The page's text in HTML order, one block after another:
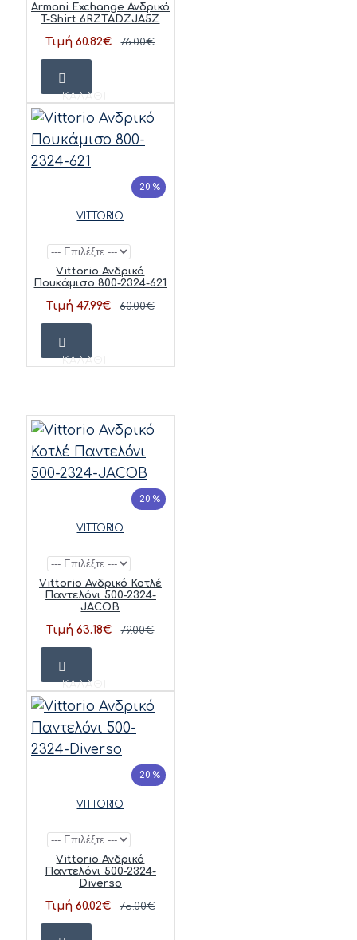
Armani Exchange Ανδρικό
T-Shirt 6RZTADZJA5Z
Τιμή 60.82€ 76.00€
ΚΑΛΆΘΙ
-20 %
VITTORIO
Vittorio Ανδρικό
Πουκάμισο 800-2324-621
Τιμή 47.99€ 60.00€
ΚΑΛΆΘΙ
-20 %
VITTORIO
Vittorio Ανδρικό Κοτλέ
Παντελόνι 500-2324-
JACOB
Τιμή 63.18€ 79.00€
ΚΑΛΆΘΙ
-20 %
VITTORIO
Vittorio Ανδρικό
Παντελόνι 500-2324-
Diverso
Τιμή 60.02€ 75.00€